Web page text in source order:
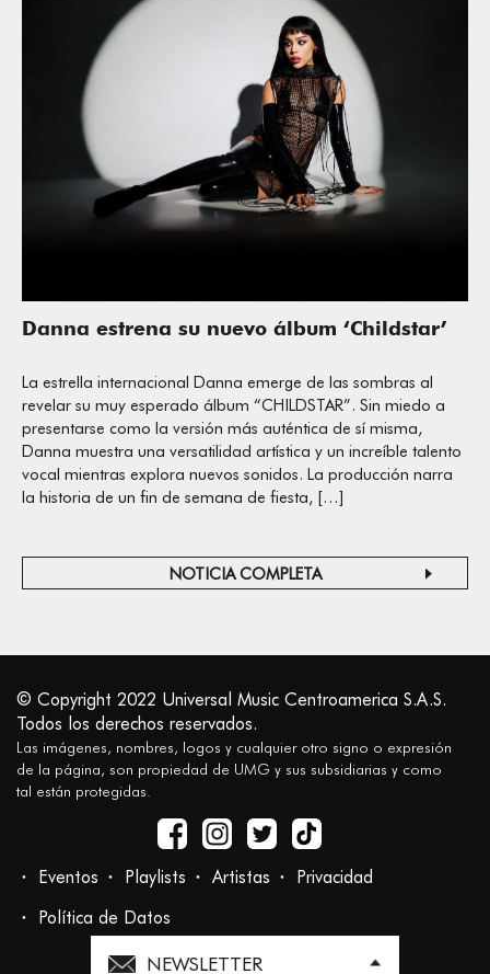
Danna estrena su nuevo álbum ‘Childstar’
La estrella internacional Danna emerge de las sombras al
revelar su muy esperado álbum “CHILDSTAR”. Sin miedo a
presentarse como la versión más auténtica de sí misma,
Danna muestra una versatilidad artística y un increíble talento
vocal mientras explora nuevos sonidos. La producción narra
la historia de un fin de semana de fiesta, […]
NOTICIA COMPLETA
NEWSLETTER
© Copyright 2022 Universal Music Centroamerica S.A.S.
Todos los derechos reservados.
Las imágenes, nombres, logos y cualquier otro signo o expresión
de la página, son propiedad de UMG y sus subsidiarias y como
tal están protegidas.
Eventos Playlists Artistas
Privacidad
Política de Datos